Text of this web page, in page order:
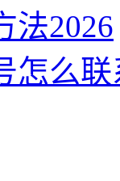
法2026
怎么